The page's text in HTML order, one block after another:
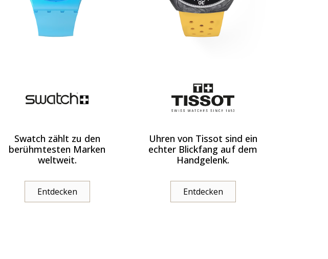
Swatch zählt zu den
berühmtesten Marken
weltweit.
Entdecken
Uhren von Tissot sind ein
echter Blickfang auf dem
Handgelenk.
Entdecken